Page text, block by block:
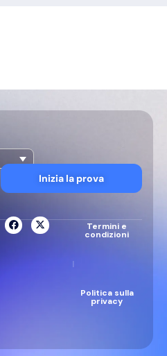
Inizia la prova
Termini e
condizioni
|
Politica sulla
privacy